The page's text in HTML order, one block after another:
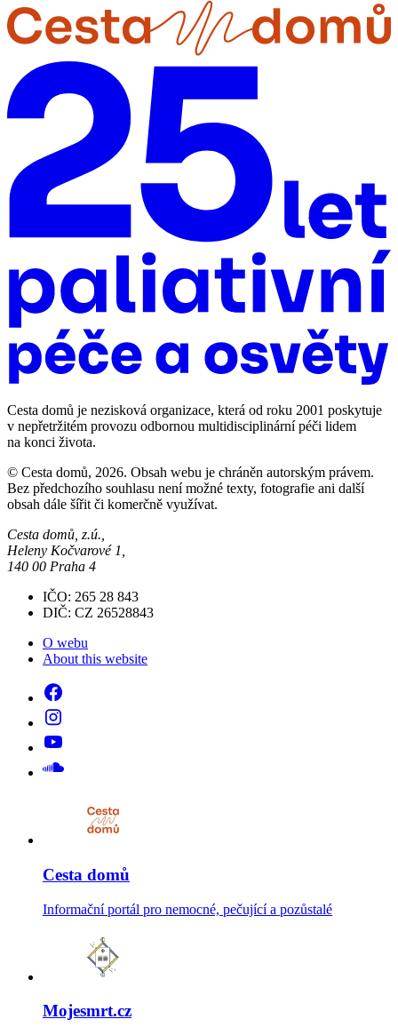
Cesta domů je nezisková organizace, která od roku 2001 poskytuje
v nepřetržitém provozu odbornou multidisciplinární péči lidem
na konci života.
© Cesta domů, 2026. Obsah webu je chráněn autorským právem.
Bez předchozího souhlasu není možné texty, fotografie ani další
obsah dále šířit či komerčně využívat.
Cesta domů, z.ú.,
Heleny Kočvarové 1,
140 00 Praha 4
IČO: 265 28 843
DIČ: CZ 26528843
O webu
About this website
Cesta domů
Informační portál pro nemocné, pečující a pozůstalé
Mojesmrt.cz